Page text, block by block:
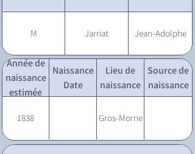
M Jarriat Jean-Adolphe
Année de
naissance
estimée
Naissance
Date
Lieu de
naissance
Source de
naissance
1838 Gros-Morne